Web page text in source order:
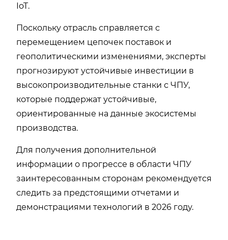
IoT.
Поскольку отрасль справляется с
перемещением цепочек поставок и
геополитическими изменениями, эксперты
прогнозируют устойчивые инвестиции в
высокопроизводительные станки с ЧПУ,
которые поддержат устойчивые,
ориентированные на данные экосистемы
производства.
Для получения дополнительной
информации о прогрессе в области ЧПУ
заинтересованным сторонам рекомендуется
следить за предстоящими отчетами и
демонстрациями технологий в 2026 году.